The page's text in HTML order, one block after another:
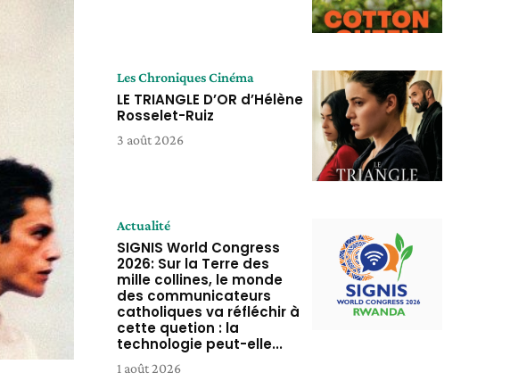
Les Chroniques Cinéma
LE TRIANGLE D’OR d’Hélène
Rosselet-Ruiz
3 août 2026
Actualité
SIGNIS World Congress
2026: Sur la Terre des
mille collines, le monde
des communicateurs
catholiques va réfléchir à
cette quetion : la
technologie peut-elle...
1 août 2026